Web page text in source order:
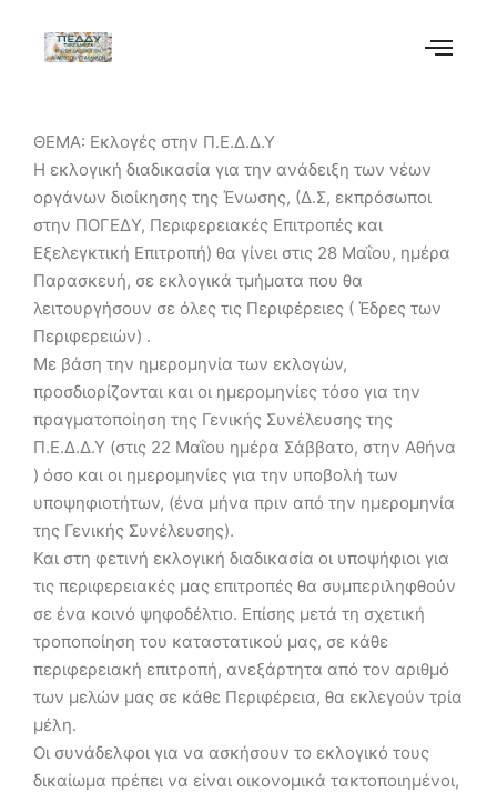
ΘΕΜΑ: Εκλογές στην Π.Ε.Δ.Δ.Υ
Η εκλογική διαδικασία για την ανάδειξη των νέων
οργάνων διοίκησης της Ένωσης, (Δ.Σ, εκπρόσωποι
στην ΠΟΓΕΔΥ, Περιφερειακές Επιτροπές και
Εξελεγκτική Επιτροπή) θα γίνει στις 28 Μαΐου, ημέρα
Παρασκευή, σε εκλογικά τμήματα που θα
λειτουργήσουν σε όλες τις Περιφέρειες ( Έδρες των
Περιφερειών) .
Με βάση την ημερομηνία των εκλογών,
προσδιορίζονται και οι ημερομηνίες τόσο για την
πραγματοποίηση της Γενικής Συνέλευσης της
Π.Ε.Δ.Δ.Υ (στις 22 Μαΐου ημέρα Σάββατο, στην Αθήνα
) όσο και οι ημερομηνίες για την υποβολή των
υποψηφιοτήτων, (ένα μήνα πριν από την ημερομηνία
της Γενικής Συνέλευσης).
Και στη φετινή εκλογική διαδικασία οι υποψήφιοι για
τις περιφερειακές μας επιτροπές θα συμπεριληφθούν
σε ένα κοινό ψηφοδέλτιο. Επίσης μετά τη σχετική
τροποποίηση του καταστατικού μας, σε κάθε
περιφερειακή επιτροπή, ανεξάρτητα από τον αριθμό
των μελών μας σε κάθε Περιφέρεια, θα εκλεγούν τρία
μέλη.
Οι συνάδελφοι για να ασκήσουν το εκλογικό τους
δικαίωμα πρέπει να είναι οικονομικά τακτοποιημένοι,